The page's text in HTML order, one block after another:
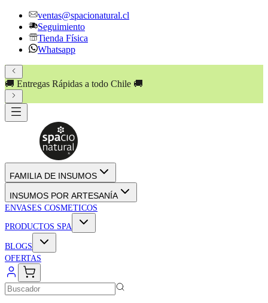
ventas@spacionatural.cl
Seguimiento
Tienda Física
Whatsapp
🚚 Entregas Rápidas a todo Chile 🚚
FAMILIA DE INSUMOS
INSUMOS POR ARTESANÍA
ENVASES COSMETICOS
PRODUCTOS SPA
BLOGS
OFERTAS